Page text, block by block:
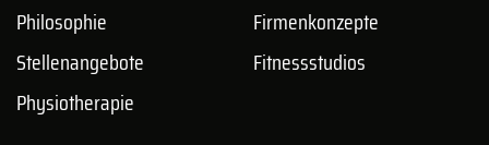
Philosophie
Stellenangebote
Physiotherapie
Firmenkonzepte
Fitnessstudios